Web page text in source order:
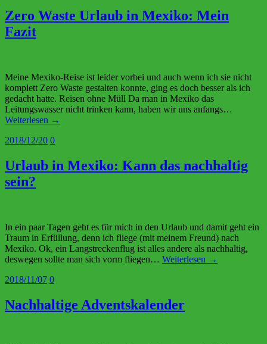
Zero Waste Urlaub in Mexiko: Mein
Fazit
Meine Mexiko-Reise ist leider vorbei und auch wenn ich sie nicht
komplett Zero Waste gestalten konnte, ging es doch besser als ich
gedacht hatte. Reisen ohne Müll Da man in Mexiko das
Leitungswasser nicht trinken kann, haben wir uns anfangs…
Weiterlesen →
2018/12/20 0
Urlaub in Mexiko: Kann das nachhaltig
sein?
In ein paar Tagen geht es für mich in den Urlaub und damit geht ein
Traum in Erfüllung, denn ich fliege (mit meinem Freund) nach
Mexiko. Ok, ein Langstreckenflug ist alles andere als nachhaltig,
deswegen sollte man sich vorm fliegen… Weiterlesen →
2018/11/07 0
Nachhaltige Adventskalender